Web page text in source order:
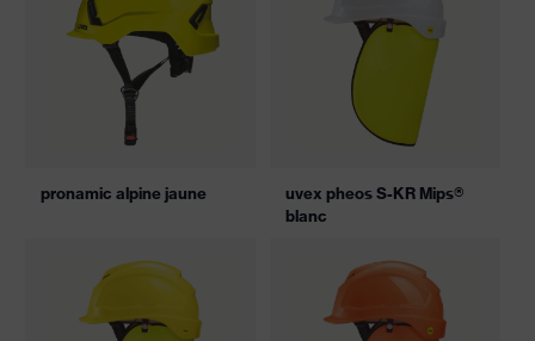
pronamic alpine jaune
uvex pheos S-KR Mips®
blanc